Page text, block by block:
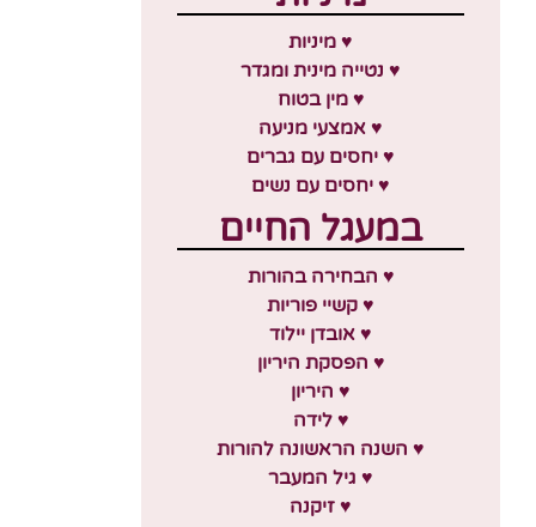
♥ מיניות
♥ נטייה מינית ומגדר
♥ מין בטוח
♥ אמצעי מניעה
♥ יחסים עם גברים
♥ יחסים עם נשים
במעגל החיים
♥ הבחירה בהורות
♥ קשיי פוריות
♥ אובדן יילוד
♥ הפסקת היריון
♥ היריון
♥ לידה
♥ השנה הראשונה להורות
♥ גיל המעבר
♥ זיקנה